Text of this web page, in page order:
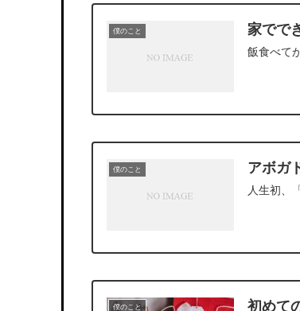
僕のこと 家でで
飯食べて
僕のこと アボガ
人生初、
僕のこと 初めて